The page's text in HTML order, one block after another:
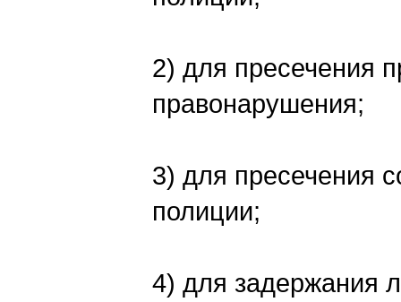
2) для пресечения
правонарушения;
3) для пресечения
полиции;
4) для задержания